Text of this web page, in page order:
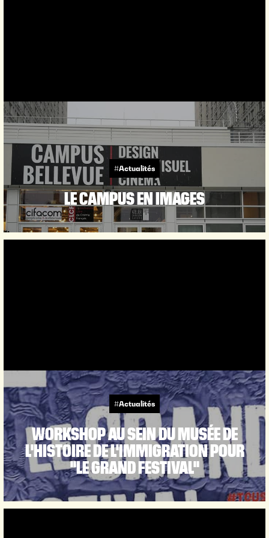
#Actualités
LE CAMPUS EN IMAGES
#Actualités
WORKSHOP AU SEIN DU MUSÉE DE
L'HISTOIRE DE L'IMMIGRATION POUR
"LE GRAND FESTIVAL"